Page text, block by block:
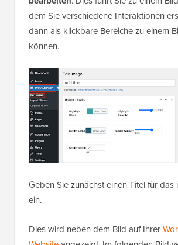
dem Sie verschiedene Interaktionen
dann als klickbare Bereiche zu einem
können.
Geben Sie zunächst einen Titel für das
ein.
Dies wird neben dem Bild auf Ihrer